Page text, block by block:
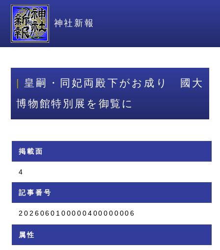
神社新報
皇嗣・同妃両殿下がお成り 國大
博物館特別展を御覧に
掲載面
4
記事番号
2026060100000400000006
属性